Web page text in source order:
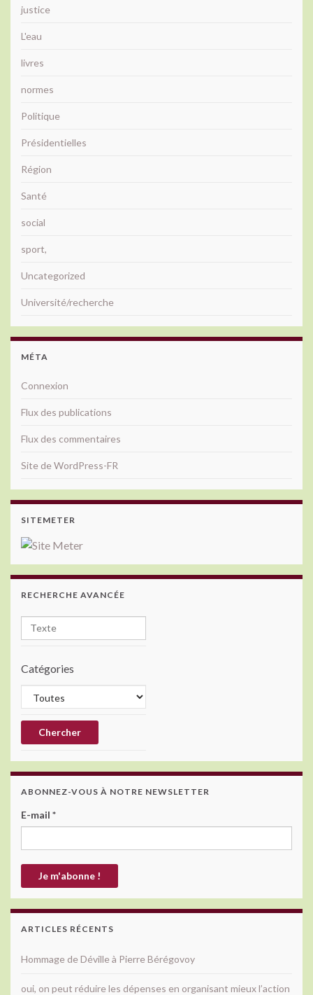
justice
L'eau
livres
normes
Politique
Présidentielles
Région
Santé
social
sport,
Uncategorized
Université/recherche
MÉTA
Connexion
Flux des publications
Flux des commentaires
Site de WordPress-FR
SITEMETER
RECHERCHE AVANCÉE
Catégories
ABONNEZ-VOUS À NOTRE NEWSLETTER
E-mail *
ARTICLES RÉCENTS
Hommage de Déville à Pierre Bérégovoy
oui, on peut réduire les dépenses en organisant mieux l’action